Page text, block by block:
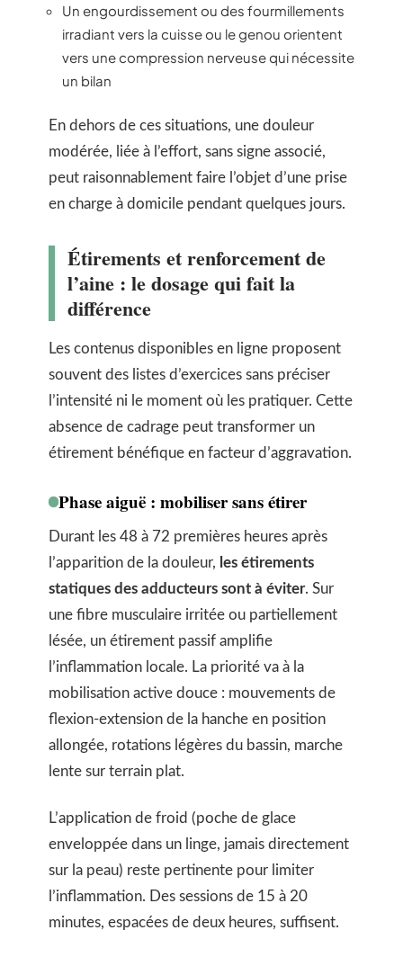
Un engourdissement ou des fourmillements
irradiant vers la cuisse ou le genou orientent
vers une compression nerveuse qui nécessite
un bilan
En dehors de ces situations, une douleur
modérée, liée à l’effort, sans signe associé,
peut raisonnablement faire l’objet d’une prise
en charge à domicile pendant quelques jours.
Étirements et renforcement de
l’aine : le dosage qui fait la
différence
Les contenus disponibles en ligne proposent
souvent des listes d’exercices sans préciser
l’intensité ni le moment où les pratiquer. Cette
absence de cadrage peut transformer un
étirement bénéfique en facteur d’aggravation.
Phase aiguë : mobiliser sans étirer
Durant les 48 à 72 premières heures après
l’apparition de la douleur, les étirements
statiques des adducteurs sont à éviter. Sur
une fibre musculaire irritée ou partiellement
lésée, un étirement passif amplifie
l’inflammation locale. La priorité va à la
mobilisation active douce : mouvements de
flexion-extension de la hanche en position
allongée, rotations légères du bassin, marche
lente sur terrain plat.
L’application de froid (poche de glace
enveloppée dans un linge, jamais directement
sur la peau) reste pertinente pour limiter
l’inflammation. Des sessions de 15 à 20
minutes, espacées de deux heures, suffisent.